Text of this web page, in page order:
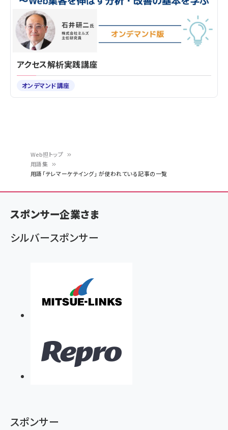
ン
く
ず
Web担トップ
用語集
用語「テレマーケテイング」 が使われている記事の一覧
アクセス解析実践講座
オンデマンド講座
スポンサー企業さま
シルバースポンサー
スポンサー